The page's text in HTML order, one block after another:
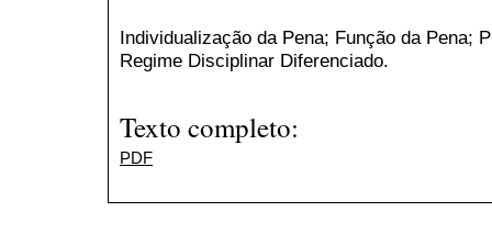
Individualização da Pena; Função da Pena;
Regime Disciplinar Diferenciado.
Texto completo:
PDF